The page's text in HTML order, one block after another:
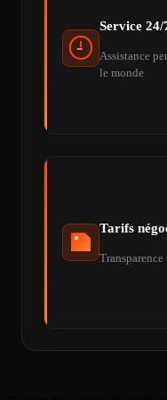
Service 24/
Assistance
le monde
Tarifs